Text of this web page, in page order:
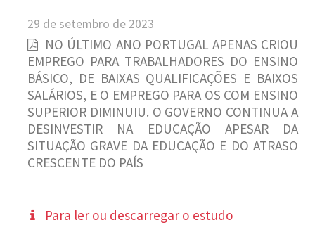
29 de setembro de 2023
NO ÚLTIMO ANO PORTUGAL APENAS CRIOU
EMPREGO PARA TRABALHADORES DO ENSINO
BÁSICO, DE BAIXAS QUALIFICAÇÕES E BAIXOS
SALÁRIOS, E O EMPREGO PARA OS COM ENSINO
SUPERIOR DIMINUIU. O GOVERNO CONTINUA A
DESINVESTIR NA EDUCAÇÃO APESAR DA
SITUAÇÃO GRAVE DA EDUCAÇÃO E DO ATRASO
CRESCENTE DO PAÍS
Para ler ou descarregar o estudo